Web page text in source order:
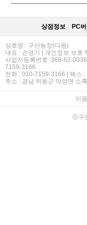
상점정보 PC
상호명 : 구산농장(다원)
대표 : 손영기 | 개인정보 보호
사업자등록번호 :369-62-
7159-3166
전화 : 010-7159-3166 | 팩스 :
주소 : 경남 하동군 악양면 소
이
ⓒ구